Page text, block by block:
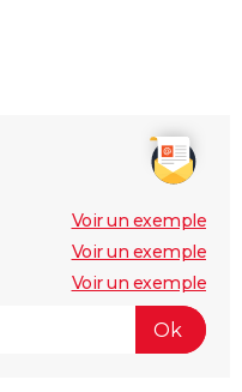
Voir un exemple
Voir un exemple
Voir un exemple